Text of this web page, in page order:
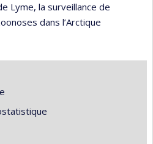
Lyme, la surveillance de
dans l’Arctique